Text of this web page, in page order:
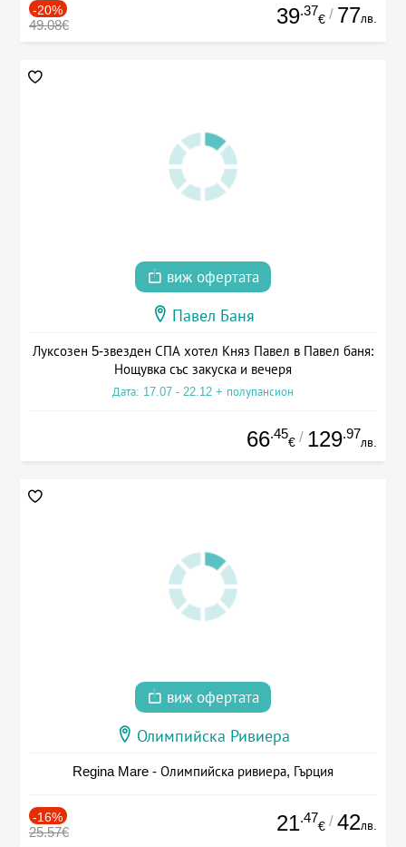
-20%
49.08€ 39.37
€ / 77лв.
виж офертата
Павел Баня
Луксозен 5-звезден СПА хотел Княз Павел в Павел баня:
Нощувка със закуска и вечеря
Дата: 17.07 - 22.12 + полупансион
66.45
€ / 129.97
лв.
виж офертата
Олимпийска Ривиера
Regina Mare - Олимпийска ривиера, Гърция
-16%
25.57€ 21.47
€ / 42лв.